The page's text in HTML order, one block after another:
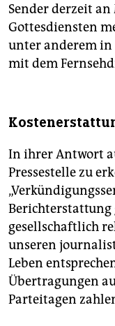
Sender derzeit
Gottesdiensten
unter anderem in
mit dem
In ihrer Antwort
Pressestelle zu
Berichterstattung
gesellschaftlich
unseren
Leben
Übertragungen
Parteitagen